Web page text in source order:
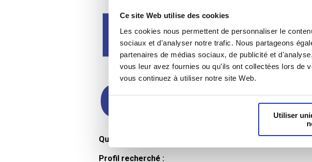
Ce site Web utilise des cookies
Les cookies nous permettent de personnaliser le
sociaux et d'analyser notre trafic. Nous partageons
partenaires de médias sociaux, de publicité et
vous leur avez fournies ou qu'ils ont collectées lors de
vous continuez à utiliser notre site Web.
Utiliser
Profil
Qualifications et diplômes :
Profil recherché :